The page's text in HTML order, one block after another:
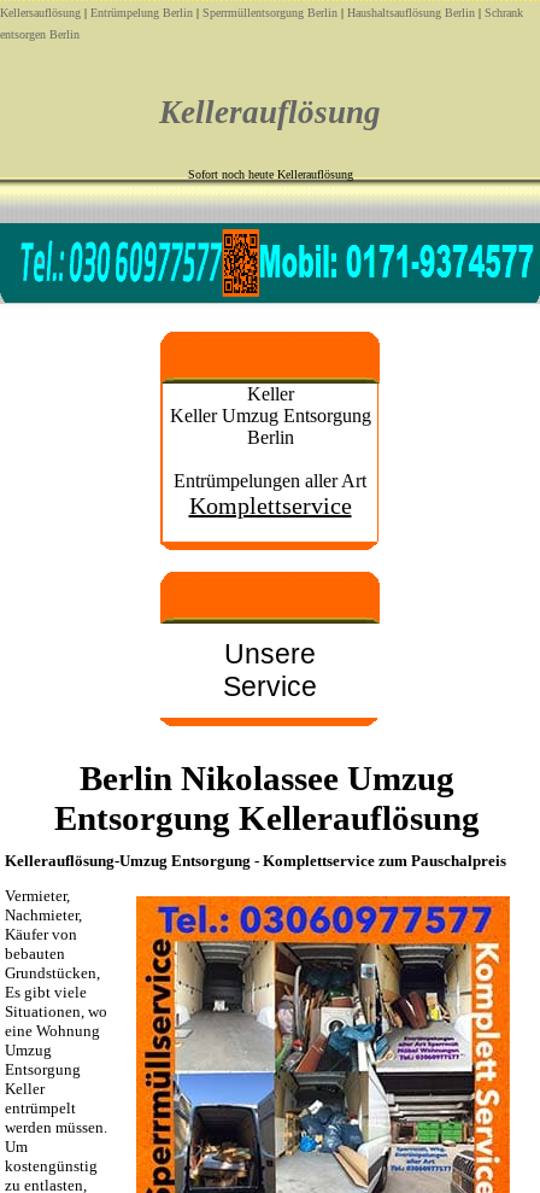
Kellersauflösung | Entrümpelung Berlin | Sperrmüllentsorgung Berlin | Haushaltsauflösung Berlin | Schrank
entsorgen Berlin
Kellerauflösung
Sofort noch heute Kellerauflösung
Keller
Keller Umzug Entsorgung
Berlin
Entrümpelungen aller Art
Komplettservice
Unsere
Service
Berlin Nikolassee Umzug
Entsorgung Kellerauflösung
Kellerauflösung-Umzug Entsorgung - Komplettservice zum Pauschalpreis
Vermieter,
Nachmieter,
Käufer von
bebauten
Grundstücken,
Es gibt viele
Situationen, wo
eine Wohnung
Umzug
Entsorgung
Keller
entrümpelt
werden müssen.
Um
kostengünstig
zu entlasten,